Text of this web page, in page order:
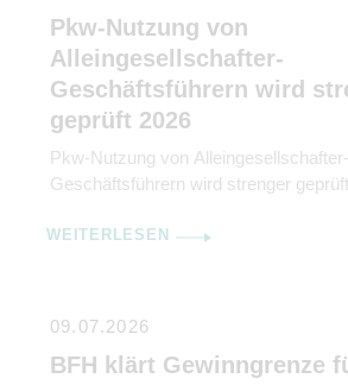
Pkw-Nutzung von
Alleingesellschafter-
Geschäftsführern wird
geprüft 2026
Pkw-Nutzung von Alleingesellschafter-
Geschäftsführern wird strenger geprüft
WEITERLESEN
09.07.2026
BFH klärt Gewinngrenze